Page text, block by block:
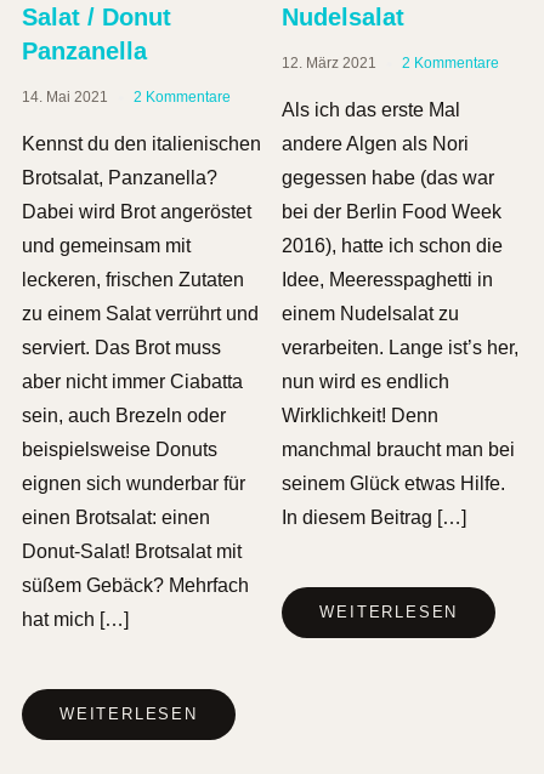
Salat / Donut
Panzanella
14. Mai 2021 2 Kommentare
Kennst du den italienischen
Brotsalat, Panzanella?
Dabei wird Brot angeröstet
und gemeinsam mit
leckeren, frischen Zutaten
zu einem Salat verrührt und
serviert. Das Brot muss
aber nicht immer Ciabatta
sein, auch Brezeln oder
beispielsweise Donuts
eignen sich wunderbar für
einen Brotsalat: einen
Donut-Salat! Brotsalat mit
süßem Gebäck? Mehrfach
hat mich […]
WEITERLESEN
Nudelsalat
12. März 2021 2 Kommentare
Als ich das erste Mal
andere Algen als Nori
gegessen habe (das war
bei der Berlin Food Week
2016), hatte ich schon die
Idee, Meeresspaghetti in
einem Nudelsalat zu
verarbeiten. Lange ist’s her,
nun wird es endlich
Wirklichkeit! Denn
manchmal braucht man bei
seinem Glück etwas Hilfe.
In diesem Beitrag […]
WEITERLESEN